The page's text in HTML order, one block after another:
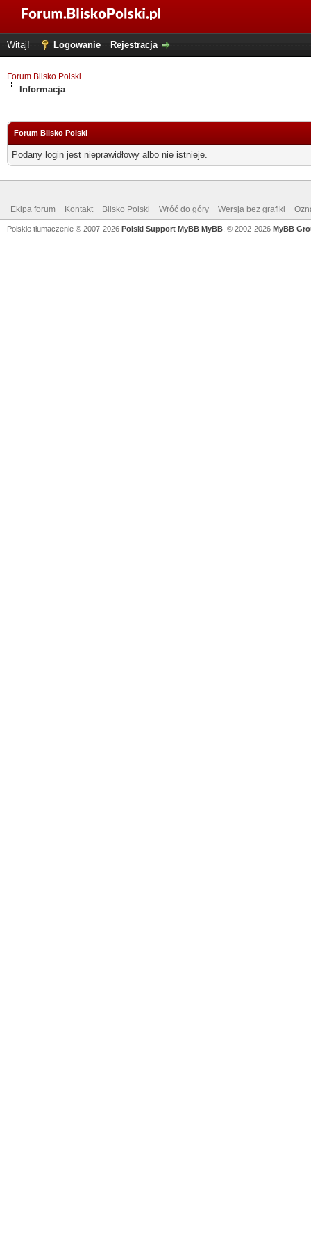
Witaj! Logowanie Rejestracja
Forum Blisko Polski
Informacja
Forum Blisko Polski
Podany login jest nieprawidłowy albo nie istnieje.
Ekipa forum Kontakt Blisko Polski Wróć do góry Wersja bez grafiki
Polskie tłumaczenie © 2007-2026 Polski Support MyBB MyBB , © 2002-2026 MyBB